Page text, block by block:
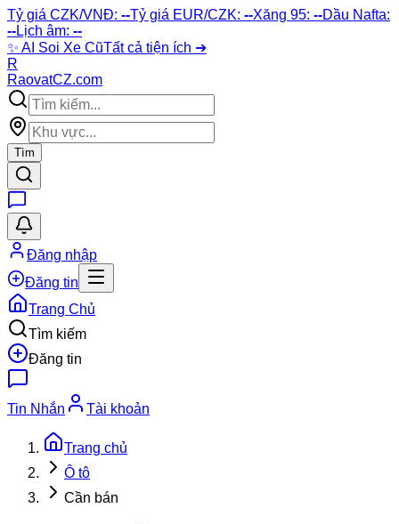
Tỷ giá CZK/VNĐ: --Tỷ giá EUR/CZK: --Xăng 95: --Dầu Nafta:
--Lịch âm: --
✨ AI Soi Xe CũTất cả tiện ích ➔
R
RaovatCZ.com
Tìm
Đăng nhập
Đăng tin
Trang Chủ
Tìm kiếm
Đăng tin
Tin Nhắn Tài khoản
Trang chủ
Ô tô
Cần bán